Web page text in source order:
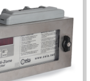
تلفن
تلفن
لطفا جهت مراجعه